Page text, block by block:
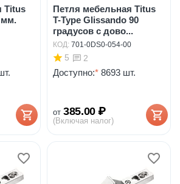
Titus
мм.
Петля мебельная Titus
T-Type Glissando 90
градусов с дово...
КОД: 701-0DS0-054-00
5 2
Доступно:* 8693 шт.
от 385.00 ₽
(Включая налог)